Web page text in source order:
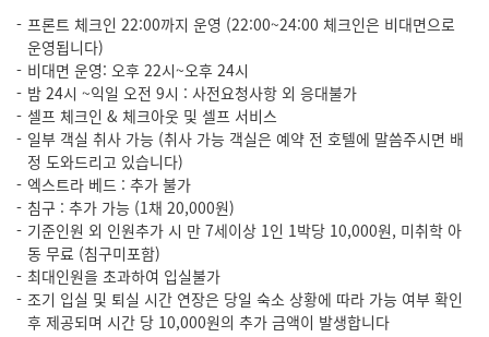
프론트 체크인 22:00까지 운영 (22:00~24:00 체크인은 비대면으로
운영됩니다)
비대면 운영: 오후 22시~오후 24시
밤 24시 ~익일 오전 9시 : 사전요청사항 외 응대불가
셀프 체크인 & 체크아웃 및 셀프 서비스
일부 객실 취사 가능 (취사 가능 객실은 예약 전 호텔에 말씀주시면 배
정 도와드리고 있습니다)
엑스트라 베드 : 추가 불가
침구 : 추가 가능 (1채 20,000원)
기준인원 외 인원추가 시 만 7세이상 1인 1박당 10,000원, 미취학 아
동 무료 (침구미포함)
최대인원을 초과하여 입실불가
조기 입실 및 퇴실 시간 연장은 당일 숙소 상황에 따라 가능 여부 확인
후 제공되며 시간 당 10,000원의 추가 금액이 발생합니다